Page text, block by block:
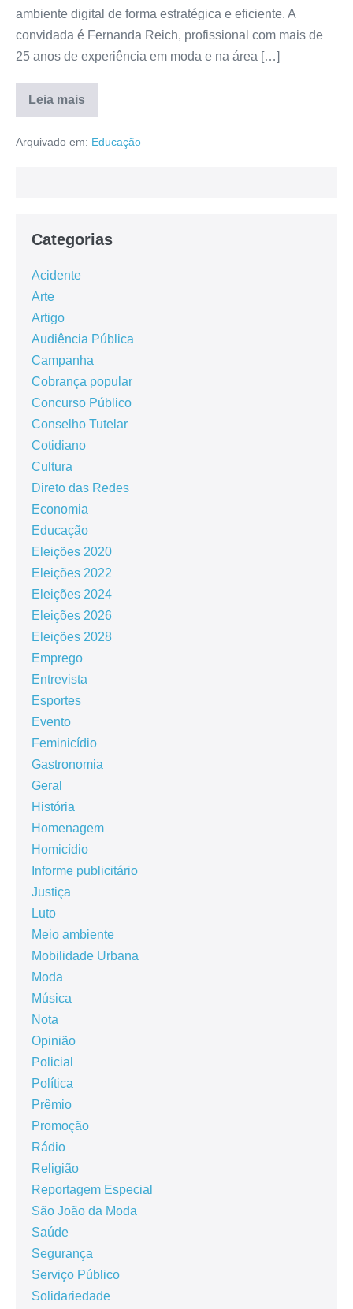
ambiente digital de forma estratégica e eficiente. A
convidada é Fernanda Reich, profissional com mais de
25 anos de experiência em moda e na área […]
Leia mais
Arquivado em: Educação
Categorias
Acidente
Arte
Artigo
Audiência Pública
Campanha
Cobrança popular
Concurso Público
Conselho Tutelar
Cotidiano
Cultura
Direto das Redes
Economia
Educação
Eleições 2020
Eleições 2022
Eleições 2024
Eleições 2026
Eleições 2028
Emprego
Entrevista
Esportes
Evento
Feminicídio
Gastronomia
Geral
História
Homenagem
Homicídio
Informe publicitário
Justiça
Luto
Meio ambiente
Mobilidade Urbana
Moda
Música
Nota
Opinião
Policial
Política
Prêmio
Promoção
Rádio
Religião
Reportagem Especial
São João da Moda
Saúde
Segurança
Serviço Público
Solidariedade